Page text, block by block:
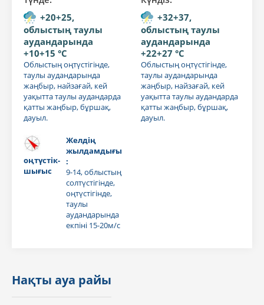
+20+25,
облыстың таулы
аудандарында
+10+15 °C
Облыстың оңтүстігінде,
таулы аудандарында
жаңбыр, найзағай, кей
уақытта таулы аудандарда
қатты жаңбыр, бұршақ,
дауыл.
оңтүстік-
шығыс
Желдің
жылдамдығы
:
9-14, облыстың
солтүстігінде,
оңтүстігінде,
таулы
аудандарында
екпіні 15-20м/с
+32+37,
облыстың таулы
аудандарында
+22+27 °C
Облыстың оңтүстігінде,
таулы аудандарында
жаңбыр, найзағай, кей
уақытта таулы аудандарда
қатты жаңбыр, бұршақ,
дауыл.
Нақты ауа райы